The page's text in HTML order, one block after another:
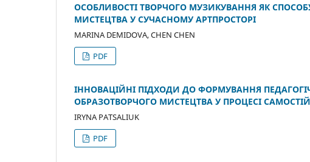
ОСОБЛИВОСТІ ТВОРЧОГО МУЗИКУВАННЯ ЯК
МИСТЕЦТВА У СУЧАСНОМУ АРТПРОСТОРІ
MARINA DEMIDOVA, CHEN CHEN
PDF
ІННОВАЦІЙНІ ПІДХОДИ ДО ФОРМУВАННЯ
ОБРАЗОТВОРЧОГО МИСТЕЦТВА У ПРОЦЕСІ
IRYNA PATSALIUK
PDF